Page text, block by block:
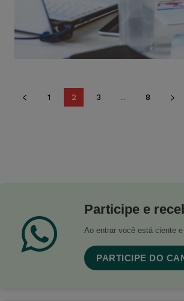
1 2 3 ... 8
Participe e
Ao entrar você está ciente
PARTICIPE DO